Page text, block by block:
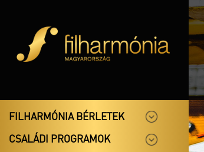
FILHARMÓNIA BÉRLETEK
CSALÁDI PROGRAMOK